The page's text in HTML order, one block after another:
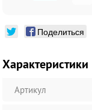
Поделиться
Характеристики
Артикул